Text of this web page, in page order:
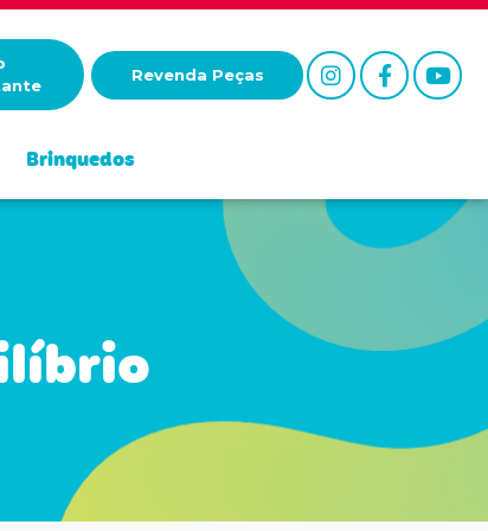
Revenda Peças
Brinquedos